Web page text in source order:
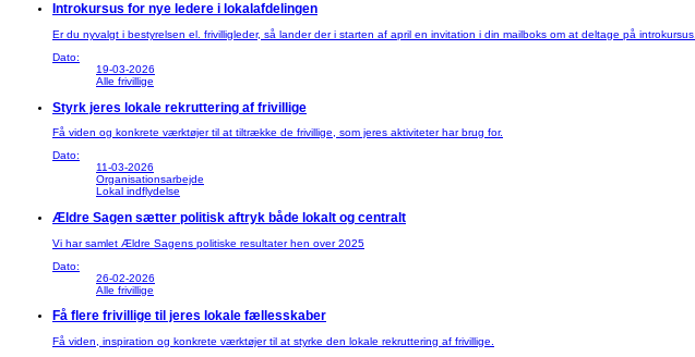
Introkursus for nye ledere i lokalafdelingen
Er du nyvalgt i bestyrelsen el. frivilligleder, så lander der i starten af april en invitation i din mailboks om at deltage på introkursus.
Dato:
19-03-2026
Alle frivillige
Styrk jeres lokale rekruttering af frivillige
Få viden og konkrete værktøjer til at tiltrække de frivillige, som jeres aktiviteter har brug for.
Dato:
11-03-2026
Organisationsarbejde
Lokal indflydelse
Ældre Sagen sætter politisk aftryk både lokalt og centralt
Vi har samlet Ældre Sagens politiske resultater hen over 2025
Dato:
26-02-2026
Alle frivillige
Få flere frivillige til jeres lokale fællesskaber
Få viden, inspiration og konkrete værktøjer til at styrke den lokale rekruttering af frivillige.